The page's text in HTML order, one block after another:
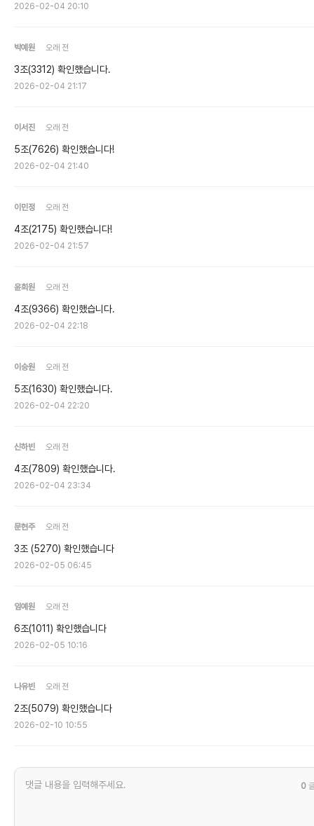
2026-02-04 20:10
박예원 오래 전
3조(3312) 확인했습니다.
2026-02-04 21:17
이서진 오래 전
5조(7626) 확인했습니다!
2026-02-04 21:40
이민정 오래 전
4조(2175) 확인했습니다!
2026-02-04 21:57
윤희원 오래 전
4조(9366) 확인했습니다.
2026-02-04 22:18
이승원 오래 전
5조(1630) 확인했습니다.
2026-02-04 22:20
신하빈 오래 전
4조(7809) 확인했습니다.
2026-02-04 23:34
문현주 오래 전
3조 (5270) 확인했습니다
2026-02-05 06:45
임예원 오래 전
6조(1011) 확인했습니다
2026-02-05 10:16
나유빈 오래 전
2조(5079) 확인했습니다
2026-02-10 10:55
0